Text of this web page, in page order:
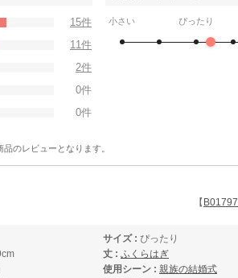
15件
11件
2件
0件
0件
小さい ぴったり
のレビューとなります。
【 B01797
サイズ : ぴったり
丈 : ふくらはぎ
使用シーン : 親族の結婚式